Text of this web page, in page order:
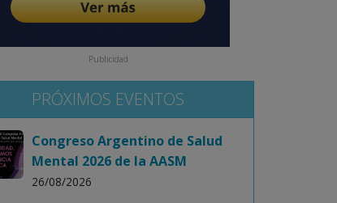
Publicidad
PRÓXIMOS EVENTOS
Congreso Argentino de Salud
Mental 2026 de la AASM
26/08/2026